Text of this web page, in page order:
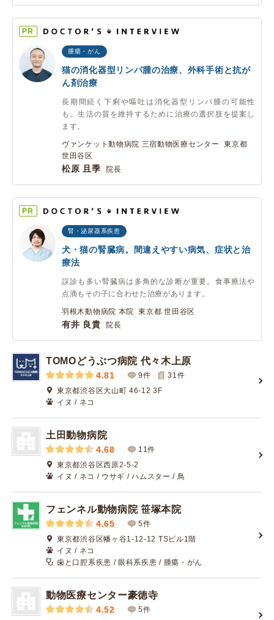
PR
腫瘍・がん
猫の消化器型リンパ腫の治療、外科手術と抗が
ん剤治療
長期間続く下痢や嘔吐は消化器型リンパ腫の可能性
も。生活の質を維持するために治療の選択肢を提案し
ます。
ヴァンケット動物病院 三宿動物医療センター 東京都
世田谷区
松原 且季 院長
PR
腎・泌尿器系疾患
犬・猫の腎臓病。間違えやすい病気、症状と治
療法
誤診も多い腎臓病は多角的な診断が重要。食事療法や
点滴もその子に合わせた治療があります。
羽根木動物病院 本院 東京都 世田谷区
有井 良貴 院長
TOMOどうぶつ病院 代々木上原
4.81 9件 31 件
東京都渋谷区大山町 46-12 3F
イヌ / ネコ
土田動物病院
4.68
11件
東京都渋谷区西原2-5-2
イヌ / ネコ / ウサギ / ハムスター / 鳥
フェンネル動物病院 笹塚本院
4.65
5件
東京都渋谷区幡ヶ谷1-12-12 TSビル1階
イヌ / ネコ
歯と口腔系疾患 / 眼科系疾患 / 腫瘍・がん
動物医療センター豪徳寺
4.52
5件